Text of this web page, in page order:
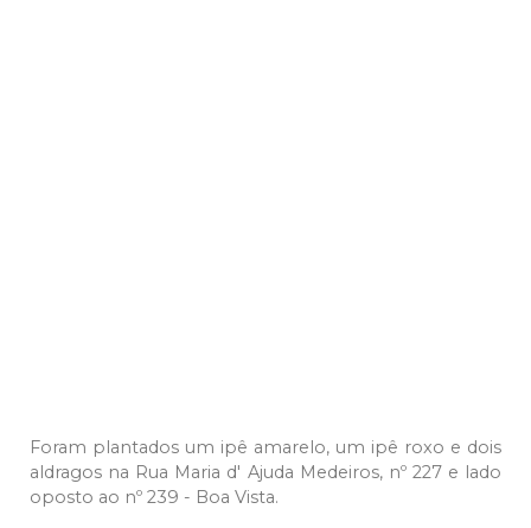
Foram plantados um ipê amarelo, um ipê roxo e dois
aldragos na Rua Maria d' Ajuda Medeiros, nº 227 e lado
oposto ao nº 239 - Boa Vista.